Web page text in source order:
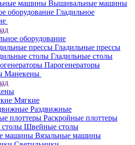
Вышивальные машины
Гладильное
оборудование
Гладильные прессы
Гладильные столы
Парогенераторы
Манекены
Мягкие
Раздвижные
Раскройные плоттеры
Швейные столы
Вязальные машины